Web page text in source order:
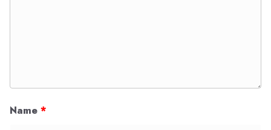
Name *